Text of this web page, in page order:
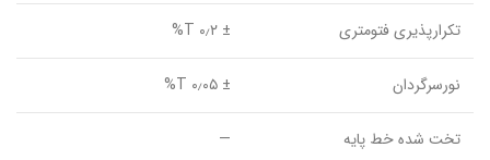
تکرارپذیری فتومتری ± ۰٫۲ T%
نورسرگردان ± ۰٫۰۵ T%
تخت شده خط پایه —